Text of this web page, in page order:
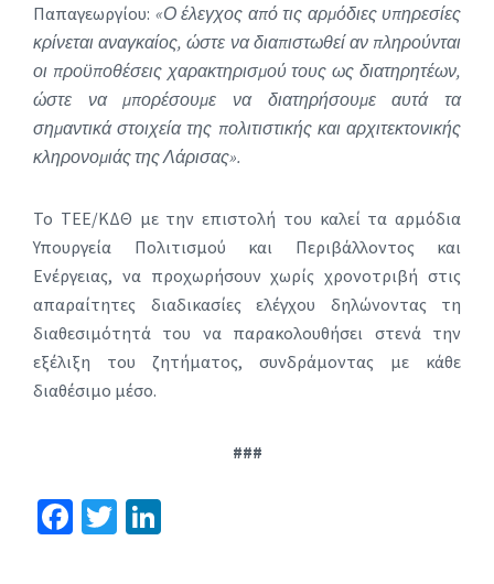
Παπαγεωργίου: «Ο έλεγχος από τις αρμόδιες υπηρεσίες
κρίνεται αναγκαίος, ώστε να διαπιστωθεί αν πληρούνται
οι προϋποθέσεις χαρακτηρισμού τους ως διατηρητέων,
ώστε να μπορέσουμε να διατηρήσουμε αυτά τα
σημαντικά στοιχεία της πολιτιστικής και αρχιτεκτονικής
κληρονομιάς της Λάρισας».
Το ΤΕΕ/ΚΔΘ με την επιστολή του καλεί τα αρμόδια
Υπουργεία Πολιτισμού και Περιβάλλοντος και
Ενέργειας, να προχωρήσουν χωρίς χρονοτριβή στις
απαραίτητες διαδικασίες ελέγχου δηλώνοντας τη
διαθεσιμότητά του να παρακολουθήσει στενά την
εξέλιξη του ζητήματος, συνδράμοντας με κάθε
διαθέσιμο μέσο.
###
Fa T